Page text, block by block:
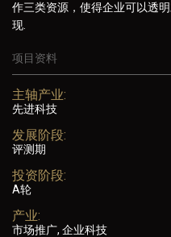
作三类资源，使得企业可以透
现.
项目资料
主轴产业:
先进科技
发展阶段:
评测期
投资阶段:
A轮
产业:
市场推广, 企业科技